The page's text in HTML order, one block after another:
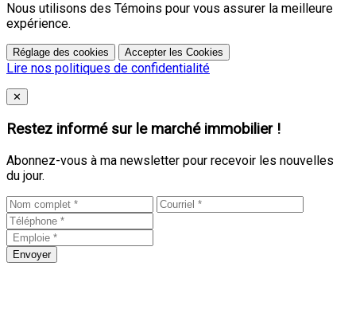
Nous utilisons des Témoins pour vous assurer la meilleure
expérience.
Réglage des cookies Accepter les Cookies
Lire nos politiques de confidentialité
Close
✕
Restez informé sur le marché immobilier !
Abonnez-vous à ma newsletter pour recevoir les nouvelles
du jour.
Envoyer